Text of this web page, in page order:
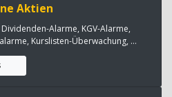
Aktien
Alarme, KGV-Alarme,
Kurslisten-Überwachung, ...